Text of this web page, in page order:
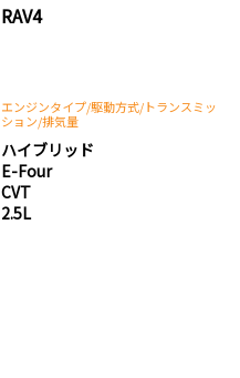
RAV4
エンジンタイプ/駆動方式/トランスミッ
ション/排気量
ハイブリッド
E-Four
CVT
2.5L